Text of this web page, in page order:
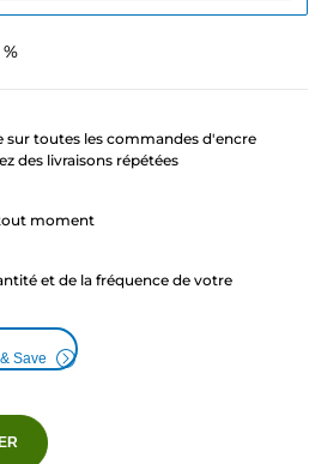
sur toutes les commandes d'encre
des livraisons répétées
moment
et de la fréquence de votre
Save